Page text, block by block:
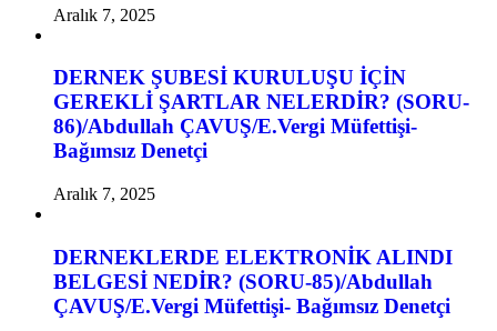
Aralık 7, 2025
DERNEK ŞUBESİ KURULUŞU İÇİN
GEREKLİ ŞARTLAR NELERDİR? (SORU-
86)/Abdullah ÇAVUŞ/E.Vergi Müfettişi-
Bağımsız Denetçi
Aralık 7, 2025
DERNEKLERDE ELEKTRONİK ALINDI
BELGESİ NEDİR? (SORU-85)/Abdullah
ÇAVUŞ/E.Vergi Müfettişi- Bağımsız Denetçi